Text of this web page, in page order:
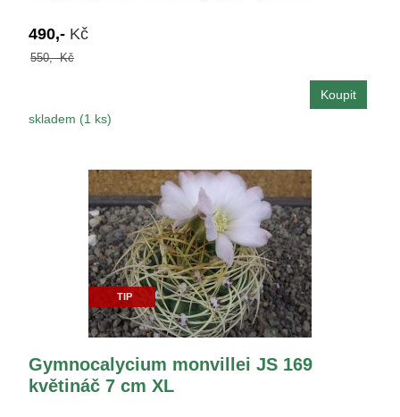
490,- Kč
550,- Kč
skladem (1 ks)
TIP
Gymnocalycium monvillei JS 169
květináč 7 cm XL